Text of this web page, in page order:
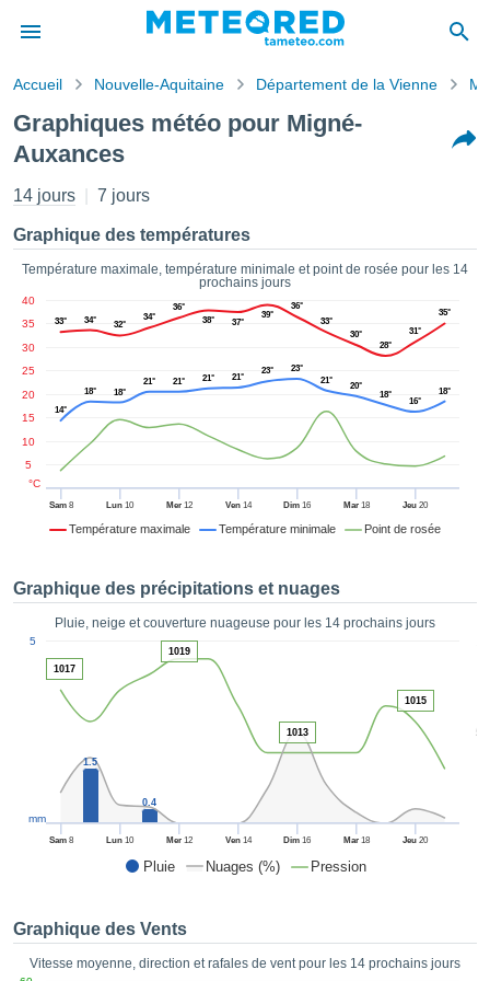
de
a
des
Vous
les
:
les
des
par le
de
sur
ACCEPTER
CONTINUER
PARAMÈTRES
Accueil Nouvelle-Aquitaine Département de la Vienne
Graphiques météo pour Migné-
Auxances
14 jours 7 jours
Graphique des températures
Température maximale, température minimale et point de rosée pour les 14
prochains jours
Température maximale Température minimale Point de rosée
Sam8 Lun 10 Mer12 Ven14 Dim 16 Mar18 Jeu 20
5
10
15
20
25
30
35
40
°C
33° 34° 32°
34°
36°
38°
37°
39°
36°
33°
30°
28°
31°
35°
14°
18° 18°
21° 21° 21° 21°
23°
23°
21°
20°
18°
16°
18°
Graphique des précipitations et nuages
Pluie, neige et couverture nuageuse pour les 14 prochains jours
Pluie Nuages (%) Pression
50
Sam8 Lun 10 Mer12 Ven14 Dim 16 Mar18 Jeu 20
5
mm
1.5
0.4
1017
1019
1013
1015
Graphique des Vents
Vitesse moyenne, direction et rafales de vent pour les 14 prochains jours